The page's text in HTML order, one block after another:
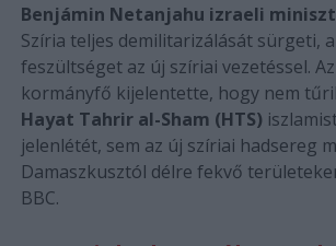
Benjámin Netanjahu izraeli
Szíria teljes demilitarizálását sürgeti,
feszültséget az új szíriai vezetéssel.
kormányfő kijelentette, hogy nem
Hayat Tahrir al-Sham (HTS)
jelenlétét, sem az új szíriai hadsereg
Damaszkusztól délre fekvő
BBC.